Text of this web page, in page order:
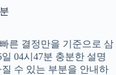
른 결정만을 기준으로 삼
04시47분 충분한 설명
수 있는 부분을 안내하